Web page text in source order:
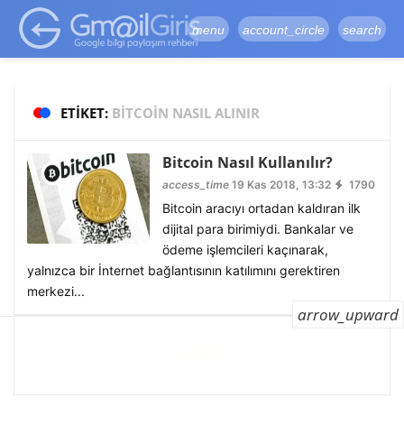
google-site-
verification=vqSI0upH550kabR5X8xpjMYieaXmuBueYgCJBW3uetM
menu account_circle search
ETIKET: BITCOIN NASIL ALINIR
Bitcoin Nasıl Kullanılır?
access_time19 Kas 2018, 13:32 1790
Bitcoin aracıyı ortadan kaldıran ilk
dijital para birimiydi. Bankalar ve
ödeme işlemcileri kaçınarak,
yalnızca bir İnternet bağlantısının katılımını gerektiren
merkezi...
arrow_upward